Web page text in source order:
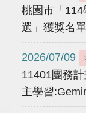
桃園市「
選」獲獎名單
2026/07/09
11401團務
主學習